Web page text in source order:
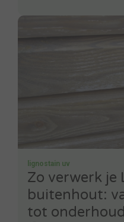
lignostain uv
Zo verwerk je
buitenhout:
tot onderhoud